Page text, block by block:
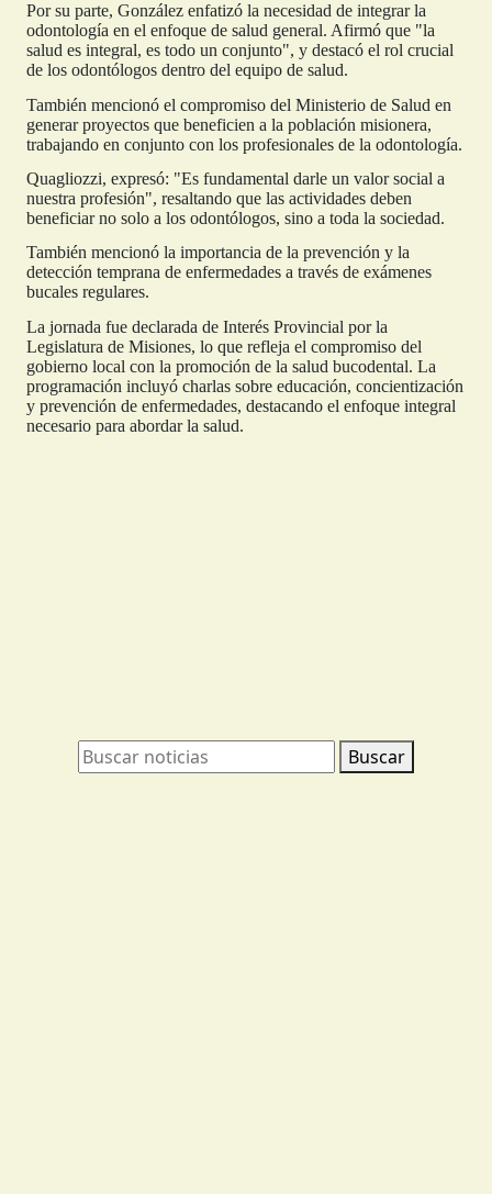
Por su parte, González enfatizó la necesidad de integrar la
odontología en el enfoque de salud general. Afirmó que "la
salud es integral, es todo un conjunto", y destacó el rol crucial
de los odontólogos dentro del equipo de salud.
También mencionó el compromiso del Ministerio de Salud en
generar proyectos que beneficien a la población misionera,
trabajando en conjunto con los profesionales de la odontología.
Quagliozzi, expresó: "Es fundamental darle un valor social a
nuestra profesión", resaltando que las actividades deben
beneficiar no solo a los odontólogos, sino a toda la sociedad.
También mencionó la importancia de la prevención y la
detección temprana de enfermedades a través de exámenes
bucales regulares.
La jornada fue declarada de Interés Provincial por la
Legislatura de Misiones, lo que refleja el compromiso del
gobierno local con la promoción de la salud bucodental. La
programación incluyó charlas sobre educación, concientización
y prevención de enfermedades, destacando el enfoque integral
necesario para abordar la salud.
Buscar